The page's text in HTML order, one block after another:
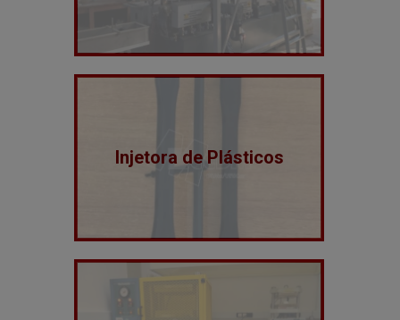
Injetora de Plásticos